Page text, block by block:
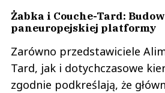
Żabka i Couche-Tard:
paneuropejskiej platformy
Zarówno przedstawiciele
Tard, jak i dotychczasowe
zgodnie podkreślają, że